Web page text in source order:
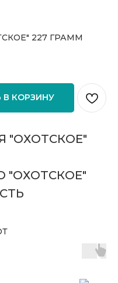
227 ГРАММ
КОРЗИНУ
"ОХОТСКОЕ"
"ОХОТСКОЕ"